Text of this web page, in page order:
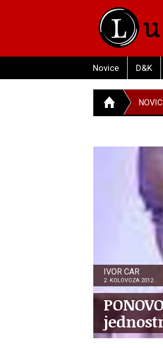
Novice D&K
IVOR CAR
2. KOLOVOZA 2012.